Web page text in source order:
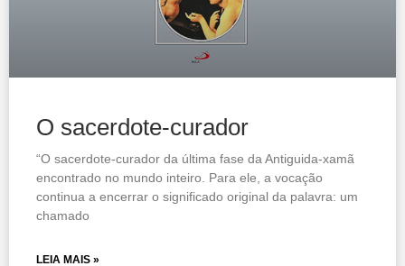
O sacerdote-curador
“O sacerdote-curador da última fase da Antiguida-xamã
encontrado no mundo inteiro. Para ele, a vocação
continua a encerrar o significado original da palavra: um
chamado
LEIA MAIS »